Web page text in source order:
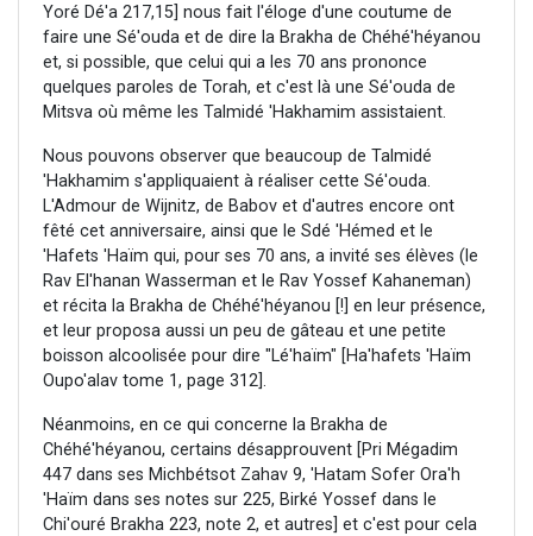
Yoré Dé'a 217,15] nous fait l'éloge d'une coutume de
faire une Sé'ouda et de dire la Brakha de Chéhé'héyanou
et, si possible, que celui qui a les 70 ans prononce
quelques paroles de Torah, et c'est là une Sé'ouda de
Mitsva où même les Talmidé 'Hakhamim assistaient.
Nous pouvons observer que beaucoup de Talmidé
'Hakhamim s'appliquaient à réaliser cette Sé'ouda.
L'Admour de Wijnitz, de Babov et d'autres encore ont
fêté cet anniversaire, ainsi que le Sdé 'Hémed et le
'Hafets 'Haïm qui, pour ses 70 ans, a invité ses élèves (le
Rav El'hanan Wasserman et le Rav Yossef Kahaneman)
et récita la Brakha de Chéhé'héyanou [!] en leur présence,
et leur proposa aussi un peu de gâteau et une petite
boisson alcoolisée pour dire "Lé'haïm" [Ha'hafets 'Haïm
Oupo'alav tome 1, page 312].
Néanmoins, en ce qui concerne la Brakha de
Chéhé'héyanou, certains désapprouvent [Pri Mégadim
447 dans ses Michbétsot Zahav 9, 'Hatam Sofer Ora'h
'Haïm dans ses notes sur 225, Birké Yossef dans le
Chi'ouré Brakha 223, note 2, et autres] et c'est pour cela